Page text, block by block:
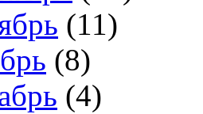
(11)
(8)
(4)